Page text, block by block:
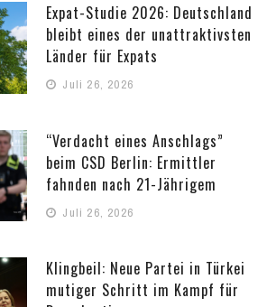
Expat-Studie 2026: Deutschland
bleibt eines der unattraktivsten
Länder für Expats
Juli 26, 2026
“Verdacht eines Anschlags”
beim CSD Berlin: Ermittler
fahnden nach 21-Jährigem
Juli 26, 2026
Klingbeil: Neue Partei in Türkei
mutiger Schritt im Kampf für